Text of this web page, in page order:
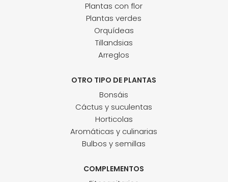
Plantas con flor
Plantas verdes
Orquídeas
Tillandsias
Arreglos
OTRO TIPO DE PLANTAS
Bonsáis
Cáctus y suculentas
Horticolas
Aromáticas y culinarias
Bulbos y semillas
COMPLEMENTOS